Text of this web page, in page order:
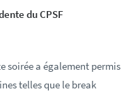
du CPSF
soirée a également permis
telles que le break